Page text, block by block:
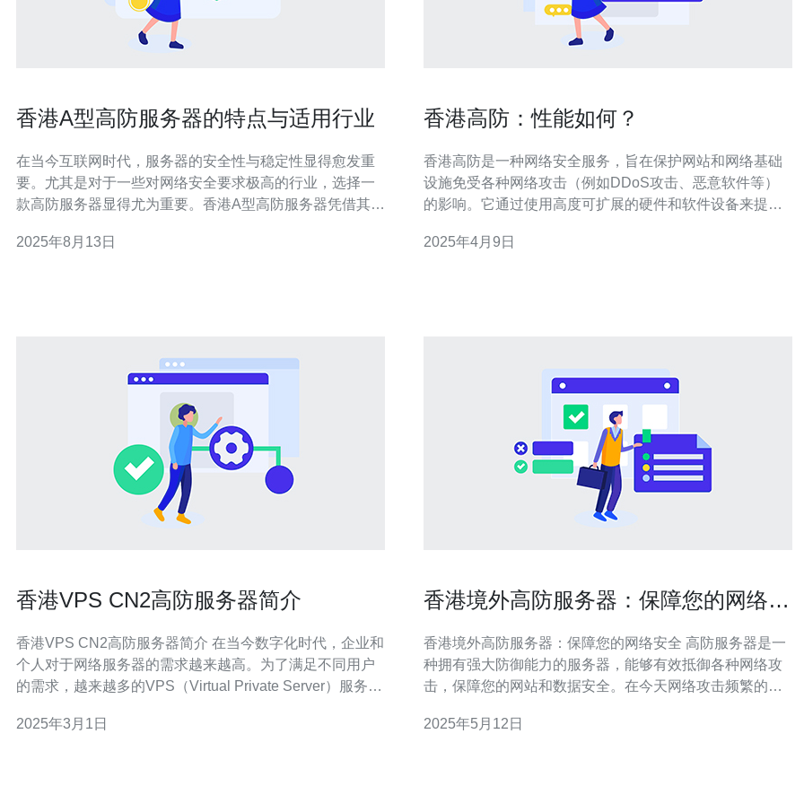
香港A型高防服务器的特点与适用行业
在当今互联网时代，服务器的安全性与稳定性显得愈发重
要。尤其是对于一些对网络安全要求极高的行业，选择一
款高防服务器显得尤为重要。香港A型高防服务器凭借其卓
方案。本文将深入探讨香港A型高防服务器的特点及其适用
2025年8月13日
香港高防：性能如何？
香港高防是一种网络安全服务，旨在保护网站和网络基础
设施免受各种网络攻击（例如DDoS攻击、恶意软件等）
的影响。它通过使用高度可扩展的硬件和软件设备来提供
和网络基础设施免受攻击方面非常出色。以下是香港高防
2025年4月9日
香港VPS CN2高防服务器简介
香港VPS CN2高防服务器简介 在当今数字化时代，企业和
个人对于网络服务器的需求越来越高。为了满足不同用户
的需求，越来越多的VPS（Virtual Private Server）服务商
受关注。 VPS CN2高防服务器是一种基于云计算技术的虚
2025年3月1日
香港境外高防服务器：保障您的网络安
香港境外高防服务器：保障您的网络安全 高防服务器是一
种拥有强大防御能力的服务器，能够有效抵御各种网络攻
击，保障您的网站和数据安全。在今天网络攻击频繁的时
心，拥有稳定的政治环境和优越的网络基础设施，是许多
2025年5月12日